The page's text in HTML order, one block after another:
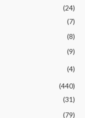
(24)
(7)
(8)
(9)
(4)
(440)
(31)
(79)